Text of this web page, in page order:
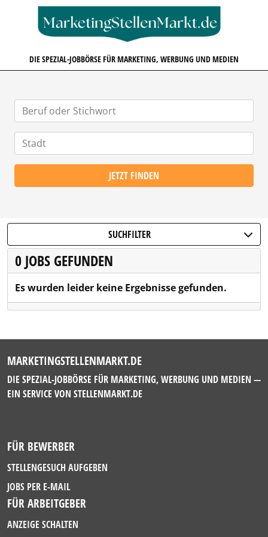
DIE SPEZIAL-JOBBÖRSE FÜR MARKETING, WERBUNG UND MEDIEN
JETZT FINDEN
SUCHFILTER
0 JOBS GEFUNDEN
Es wurden leider keine Ergebnisse gefunden.
MARKETINGSTELLENMARKT.DE
DIE SPEZIAL-JOBBÖRSE FÜR MARKETING, WERBUNG UND MEDIEN —
EIN SERVICE VON STELLENMARKT.DE
FÜR BEWERBER
STELLENGESUCH AUFGEBEN
JOBS PER E-MAIL
FÜR ARBEITGEBER
ANZEIGE SCHALTEN